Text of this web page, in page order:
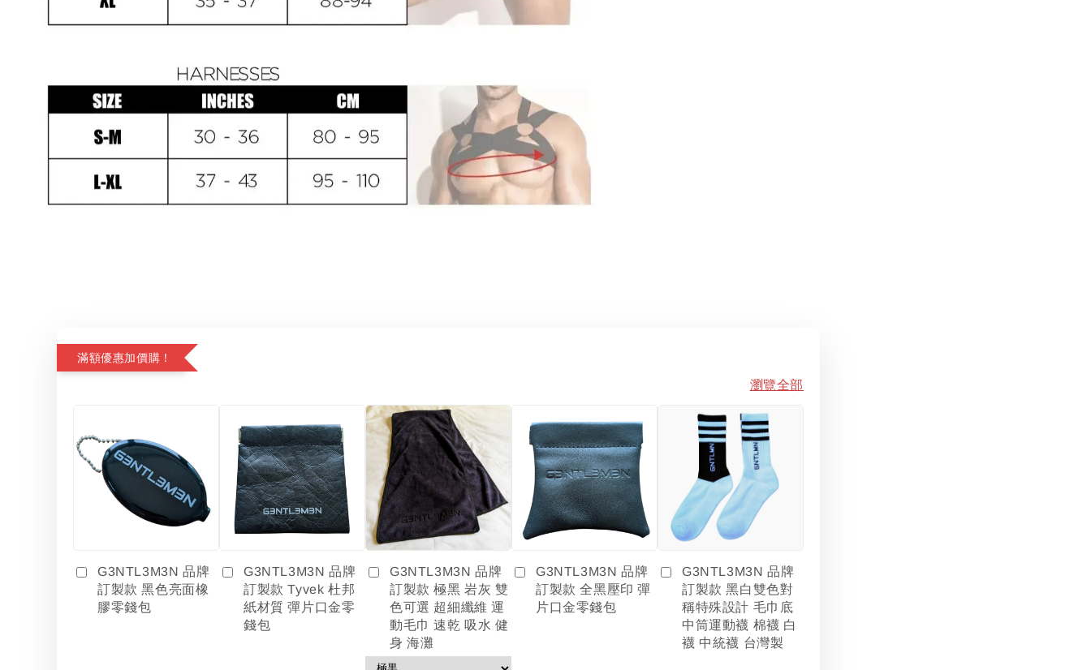
滿額優惠加價購！
瀏覽全部
G3NTL3M3N 品牌
訂製款 黑色亮面橡
膠零錢包
G3NTL3M3N 品牌
訂製款 Tyvek 杜邦
紙材質 彈片口金零
錢包
G3NTL3M3N 品牌
訂製款 極黑 岩灰 雙
色可選 超細纖維 運
動毛巾 速乾 吸水 健
身 海灘
G3NTL3M3N 品牌
訂製款 全黑壓印 彈
片口金零錢包
G3NTL3M3N 品牌
訂製款 黑白雙色對
稱特殊設計 毛巾底
中筒運動襪 棉襪 白
襪 中統襪 台灣製